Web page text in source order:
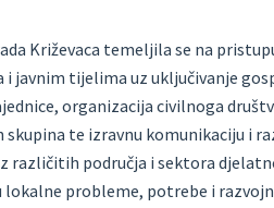
Križevaca temeljila se na
javnim tijelima uz uključivanje
organizacija civilnoga
te izravnu komunikaciju i
različitih područja i sektora
probleme, potrebe i